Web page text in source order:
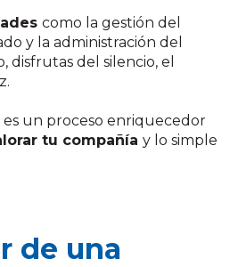
como la gestión del
y la administración del
disfrutas del silencio, el
es un proceso enriquecedor
tu compañía y lo simple
de una